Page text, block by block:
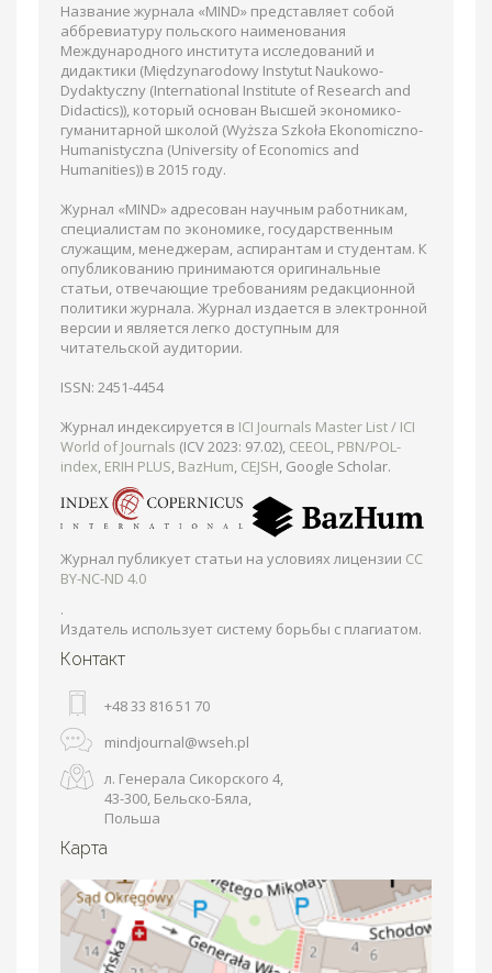
Название журнала «MIND» представляет собой
аббревиатуру польского наименования
Международного института исследований и
дидактики (Międzynarodowy Instytut Naukowo-
Dydaktyczny (International Institute of Research and
Didactics)), который основан Высшей экономико-
гуманитарной школой (Wyższa Szkoła Ekonomiczno-
Humanistyczna (University of Economics and
Humanities)) в 2015 году.
Журнал «MIND» адресован научным работникам,
специалистам по экономике, государственным
служащим, менеджерам, аспирантам и студентам. К
опубликованию принимаются оригинальные
статьи, отвечающие требованиям редакционной
политики журнала. Журнал издается в электронной
версии и является легко доступным для
читательской аудитории.
ISSN: 2451-4454
Журнал индексируется в ICI Journals Master List / ICI
World of Journals (ICV 2023: 97.02), CEEOL, PBN/POL-
index, ERIH PLUS, BazHum, CEJSH, Google Scholar.
Журнал публикует статьи на условиях лицензии CC
BY-NC-ND 4.0
.
Издатель использует систему борьбы с плагиатом.
Контакт
+48 33 816 51 70
mindjournal@wseh.pl
л. Генерала Сикорского 4,
43-300, Бельско-Бяла,
Польша
Карта